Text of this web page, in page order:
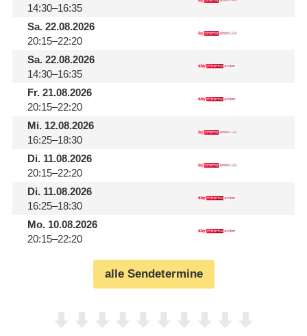
14:30–16:35
Sa.22.08.2026
20:15–22:20
Sa.22.08.2026
14:30–16:35
Fr.21.08.2026
20:15–22:20
Mi.12.08.2026
16:25–18:30
Di.11.08.2026
20:15–22:20
Di.11.08.2026
16:25–18:30
Mo.10.08.2026
20:15–22:20
alle Sendetermine